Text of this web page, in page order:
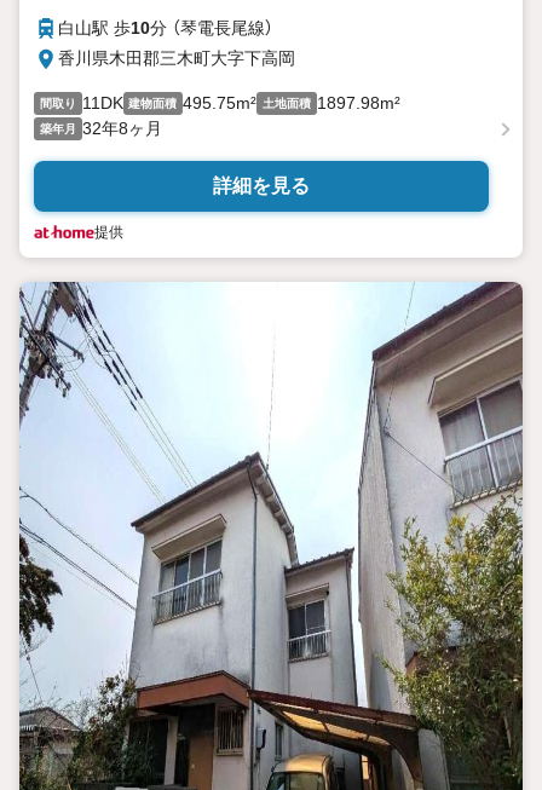
白山駅 歩10分 （琴電長尾線）
香川県木田郡三木町大字下高岡
間取り 11DK 建物面積 495.75m² 土地面積 1897.98m²
築年月 32年8ヶ月
詳細を見る
提供